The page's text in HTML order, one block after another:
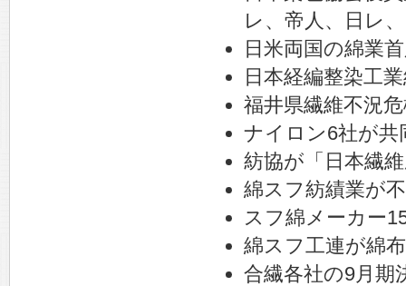
レ、帝人、日レ
日米両国の綿業
日本経編整染工
福井県繊維不況
ナイロン6社が共
紡協が「日本繊
綿スフ紡績業が
スフ綿メーカー
綿スフ工連が綿
合繊各社の9月期